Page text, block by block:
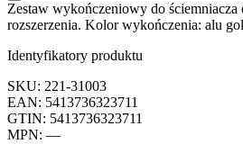
Zestaw wykończeniowy do ściemniacza
rozszerzenia. Kolor wykończenia: alu
Identyfikatory produktu
SKU: 221-31003
EAN: 5413736323711
GTIN: 5413736323711
MPN: —